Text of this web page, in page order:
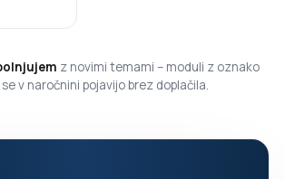
z novimi temami – moduli z oznako
v naročnini pojavijo brez doplačila.